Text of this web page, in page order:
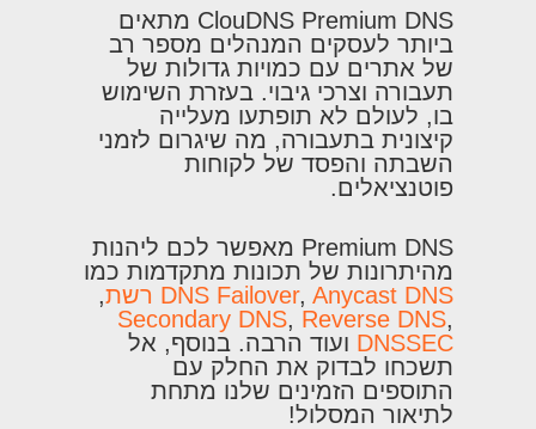
ClouDNS Premium DNS מתאים
ביותר לעסקים המנהלים מספר רב
של אתרים עם כמויות גדולות של
תעבורה וצרכי גיבוי. בעזרת השימוש
בו, לעולם לא תופתעו מעלייה
קיצונית בתעבורה, מה שיגרום לזמני
השבתה והפסד של לקוחות
פוטנציאלים.
Premium DNS מאפשר לכם ליהנות
מהיתרונות של תכונות מתקדמות כמו
DNS Failover, Anycast DNS רשת
Secondary DNS Reverse DNS
DNSSEC ועוד הרבה. בנוסף, אל
תשכחו לבדוק את החלק עם
התוספים הזמינים שלנו מתחת
לתיאור המסלול!